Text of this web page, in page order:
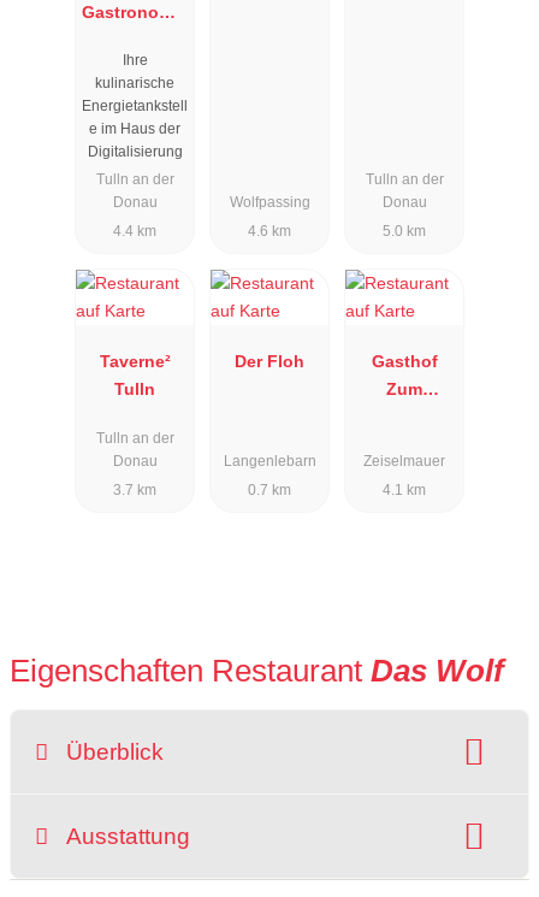
Gastronomie
Digitalisieru
Ihre
kulinarische
Energietankstell
e im Haus der
Digitalisierung
Tulln an der
Donau
4.4 km
Wolfpassing
4.6 km
Tulln an der
Donau
5.0 km
Taverne²
Tulln
Tulln an der
Donau
3.7 km
Der Floh
Langenlebarn
0.7 km
Gasthof
Zum
Zeiselmauer
4.1 km
Eigenschaften Restaurant Das Wolf
Überblick
Ausstattung